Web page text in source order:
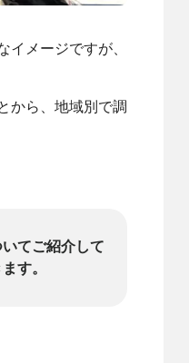
メージですが、
から、地域別で調
いてご紹介して
す。